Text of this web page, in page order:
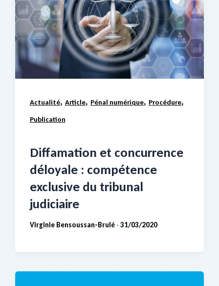
Actualité, Article, Pénal numérique, Procédure,
Publication
Diffamation et concurrence
déloyale : compétence
exclusive du tribunal
judiciaire
Virginie Bensoussan-Brulé - 31/03/2020